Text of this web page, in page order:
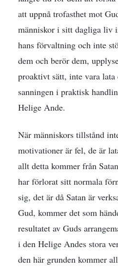
att uppnå trofasthet mot
människor i sitt dagliga liv
hans förvaltning och inte
dem och berör dem,
proaktivt sätt, inte vara
sanningen i praktisk
Helige Ande.
När människors tillstånd
motivationer är fel, de är
allt detta kommer från
har förlorat sitt normala
sig, det är då Satan är
Gud, kommer det som
resultatet av Guds
i den Helige Andes stora
den här grunden kommer